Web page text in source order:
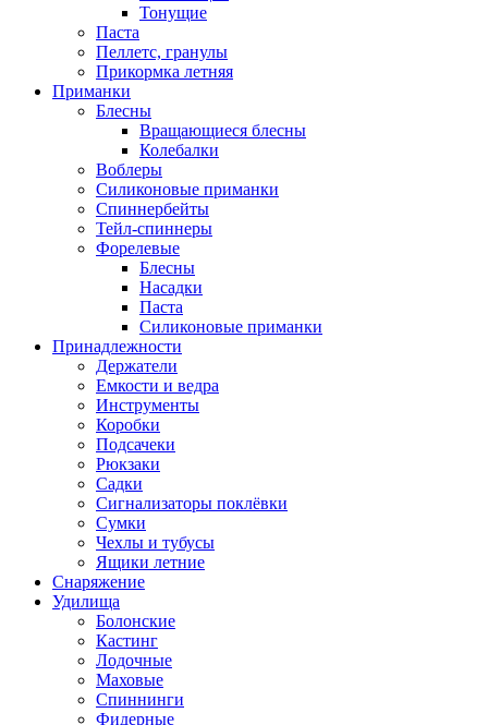
Тонущие
Паста
Пеллетс, гранулы
Прикормка летняя
Приманки
Блесны
Вращающиеся блесны
Колебалки
Воблеры
Силиконовые приманки
Спиннербейты
Тейл-спиннеры
Форелевые
Блесны
Насадки
Паста
Силиконовые приманки
Принадлежности
Держатели
Емкости и ведра
Инструменты
Коробки
Подсачеки
Рюкзаки
Садки
Сигнализаторы поклёвки
Сумки
Чехлы и тубусы
Ящики летние
Снаряжение
Удилища
Болонские
Кастинг
Лодочные
Маховые
Спиннинги
Фидерные